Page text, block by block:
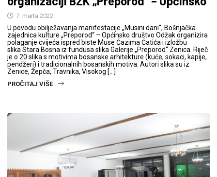
7. marta 2022.
U povodu obilježavanja manifestacije „Musini dani“, Bošnjačka
zajednica kulture „Preporod“ – Općinsko društvo Odžak organizira
polaganje cvijeća ispred biste Muse Ćazima Ćatića i izložbu
slika Stara Bosna iz fundusa slika Galerije „Preporod“ Zenica. Riječ
je o 20 slika s motivima bosanske arhitekture (kuće, sokaci, kapije,
pendžeri) i tradicionalnih bosanskih motiva. Autori slika su iz
Zenice, Žepča, Travnika, Visokog […]
PROČITAJ VIŠE